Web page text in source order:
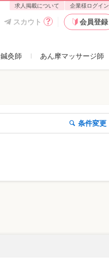
求人掲載について 企業様ログイン
スカウト 会員登録
鍼灸師 あん摩マッサージ師
条件変更